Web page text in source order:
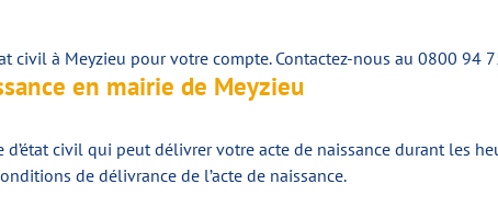
civil à Meyzieu pour votre compte. Contactez-nous au 0800
en mairie de Meyzieu
d’état civil qui peut délivrer votre acte de naissance durant les
de délivrance de l’acte de naissance.